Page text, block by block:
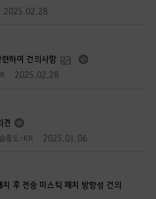
2025.02.28
하여 건의사항
2025.02.28
견
플도-KR 2025.01.06
치 후 전승 미스틱 패치 방향성 건의